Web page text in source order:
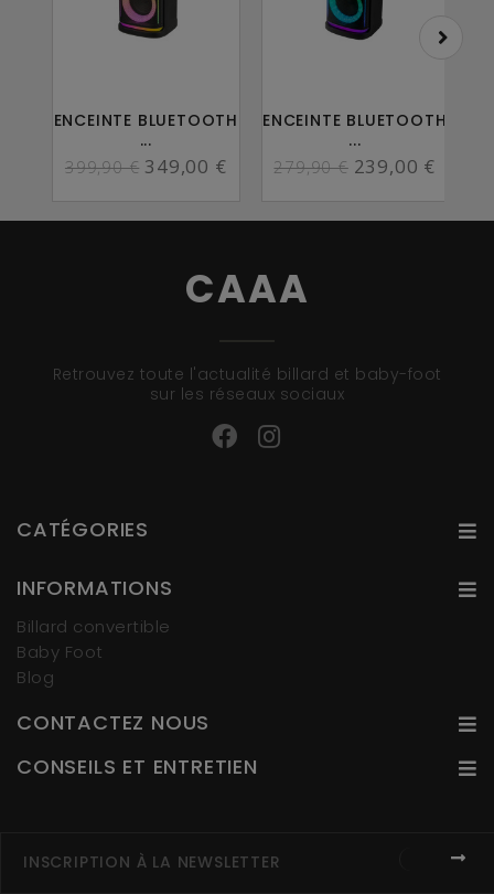
ENCEINTE BLUETOOTH
...
399,90 € 349,00 €
ENCEINTE BLUETOOTH
...
279,90 € 239,00 €
CAAA
Retrouvez toute l'actualité billard et baby-foot
sur les réseaux sociaux
CATÉGORIES
INFORMATIONS
Billard convertible
Baby Foot
Blog
CONTACTEZ NOUS
CONSEILS ET ENTRETIEN